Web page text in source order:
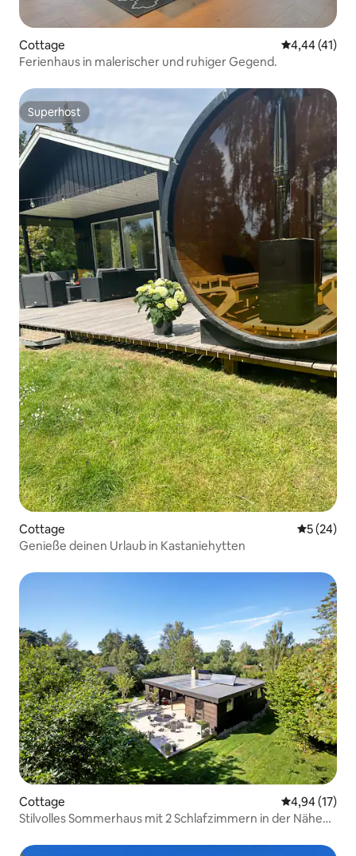
Cottage
4,44 (41)
Ferienhaus in malerischer und ruhiger Gegend.
Superhost
Superhost
Cottage
5 (24)
Genieße deinen Urlaub in Kastaniehytten
Cottage
4,94 (17)
Stilvolles Sommerhaus mit 2 Schlafzimmern in der Nähe